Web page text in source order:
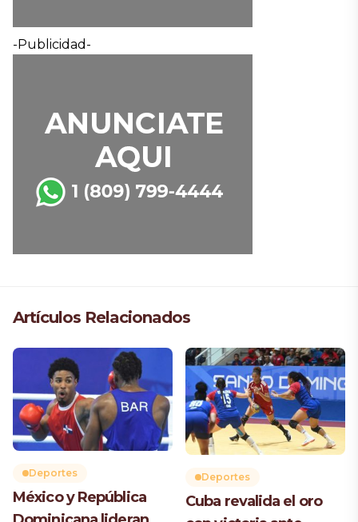
-Publicidad-
Artículos Relacionados
Deportes
México y República
Deportes
Cuba revalida el oro